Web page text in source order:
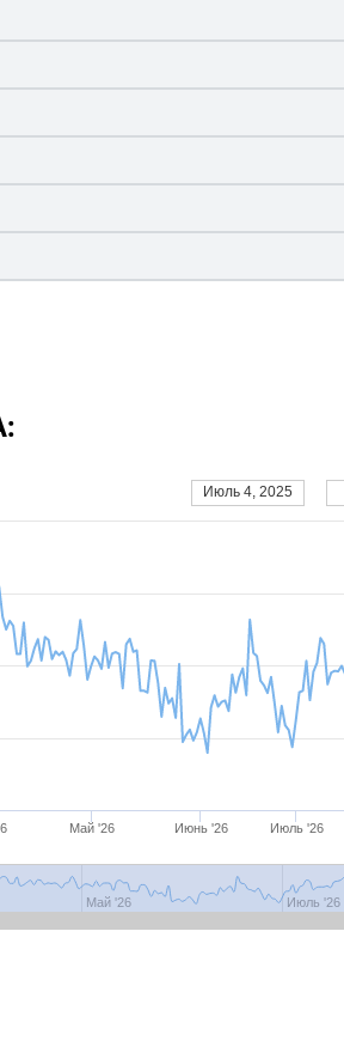
Май '26 Июнь '26 Июль '26
Май '26 Июль '26
Июль 4, 2025
Май '26 Июнь '26 Июль '26